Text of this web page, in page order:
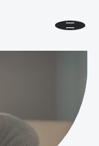
ックとは
診療案内